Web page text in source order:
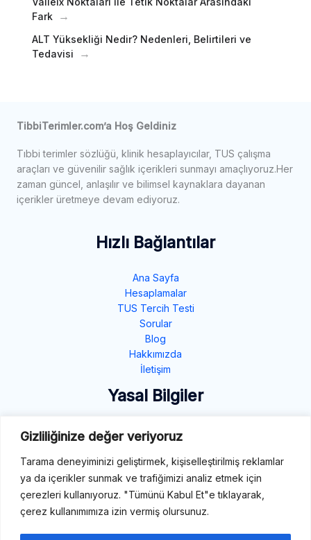
Gizliliğinize değer veriyoruz
Tarama deneyiminizi geliştirmek, kişiselleştirilmiş reklamlar
ya da içerikler sunmak ve trafiğimizi analiz etmek için
çerezleri kullanıyoruz. "Tümünü Kabul Et"e tıklayarak,
çerez kullanımımıza izin vermiş olursunuz.
Fark
ALT Yüksekliği Nedir? Nedenleri, Belirtileri ve
Tedavisi
TibbiTerimler.com’a Hoş Geldiniz
Tıbbi terimler sözlüğü, klinik hesaplayıcılar, TUS çalışma
araçları ve güvenilir sağlık içerikleri sunmayı amaçlıyoruz.Her
zaman güncel, anlaşılır ve bilimsel kaynaklara dayanan
içerikler üretmeye devam ediyoruz.
Hızlı Bağlantılar
Ana Sayfa
Hesaplamalar
TUS Tercih Testi
Sorular
Blog
Hakkımızda
İletişim
Yasal Bilgiler
Gizlilik Politikası
Çerez Politikası
Şartlar ve Koşullar
İletişim
E-Mail: destek@tibbiterimler.com